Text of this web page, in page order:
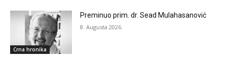
Crna hronika
Preminuo prim. dr. Sead Mulahasanović
8. Augusta 2026.